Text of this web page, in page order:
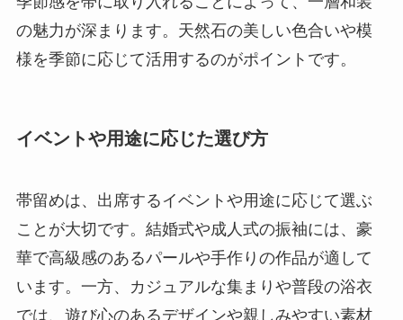
の魅力が深まります。天然石の美しい色合いや模
様を季節に応じて活用するのがポイントです。
イベントや用途に応じた選び方
帯留めは、出席するイベントや用途に応じて選ぶ
ことが大切です。結婚式や成人式の振袖には、豪
華で高級感のあるパールや手作りの作品が適して
います。一方、カジュアルな集まりや普段の浴衣
では、遊び心のあるデザインや親しみやすい素材